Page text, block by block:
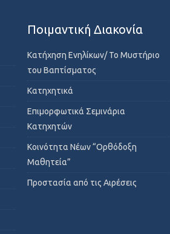
Ποιμαντική Διακονία
Κατήχηση Ενηλίκων/ Το Μυστήριο
του Βαπτίσματος
Κατηχητικά
Επιμορφωτικά Σεμινάρια
Κατηχητών
Κοινότητα Νέων “Ορθόδοξη
Μαθητεία”
Προστασία από τις Αιρέσεις